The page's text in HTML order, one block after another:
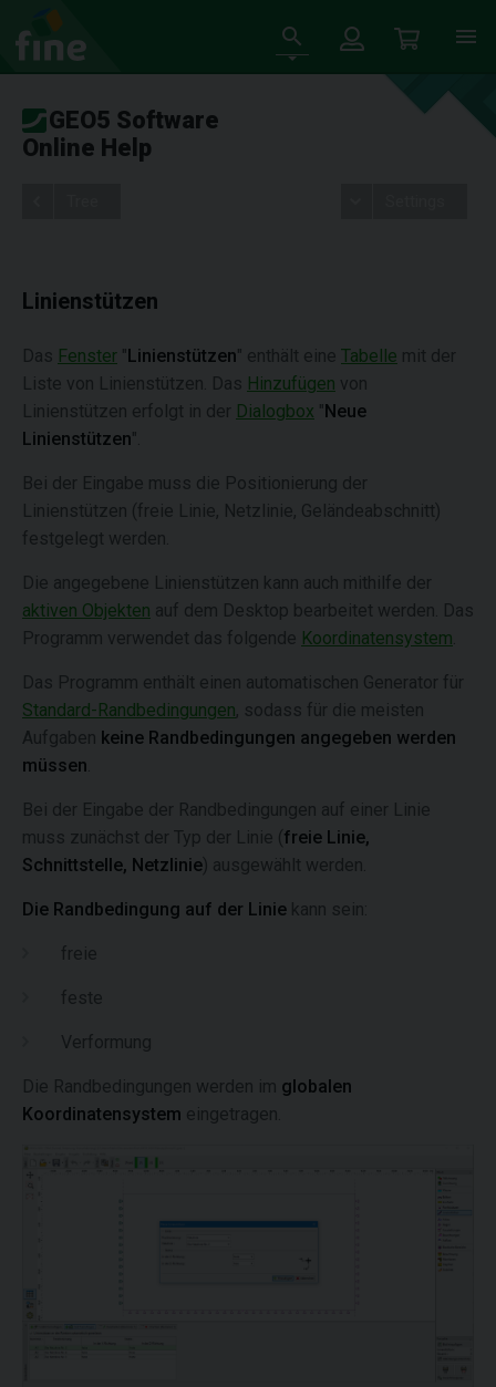
GEO5 Software
Online Help
Linienstützen
Das Fenster "Linienstützen" enthält eine Tabelle mit der
Liste von Linienstützen. Das Hinzufügen von
Linienstützen erfolgt in der Dialogbox "Neue
Linienstützen".
Bei der Eingabe muss die Positionierung der
Linienstützen (freie Linie, Netzlinie, Geländeabschnitt)
festgelegt werden.
Die angegebene Linienstützen kann auch mithilfe der
aktiven Objekten auf dem Desktop bearbeitet werden. Das
Programm verwendet das folgende Koordinatensystem
Das Programm enthält einen automatischen Generator für
Standard-Randbedingungen, sodass für die meisten
Aufgaben keine Randbedingungen angegeben werden
müssen
Bei der Eingabe der Randbedingungen auf einer Linie
muss zunächst der Typ der Linie ( freie Linie,
Schnittstelle, Netzlinie) ausgewählt werden.
Die Randbedingung auf der Linie kann sein:
freie
feste
Verformung
Die Randbedingungen werden im globalen
Koordinatensystem eingetragen.